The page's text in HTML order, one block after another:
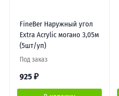
FineBer Наружный угол
Extra Acrylic могано 3,05м
(5шт/уп)
Под заказ
925 ₽